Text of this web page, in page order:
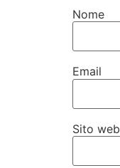
Nome
Email
Sito web